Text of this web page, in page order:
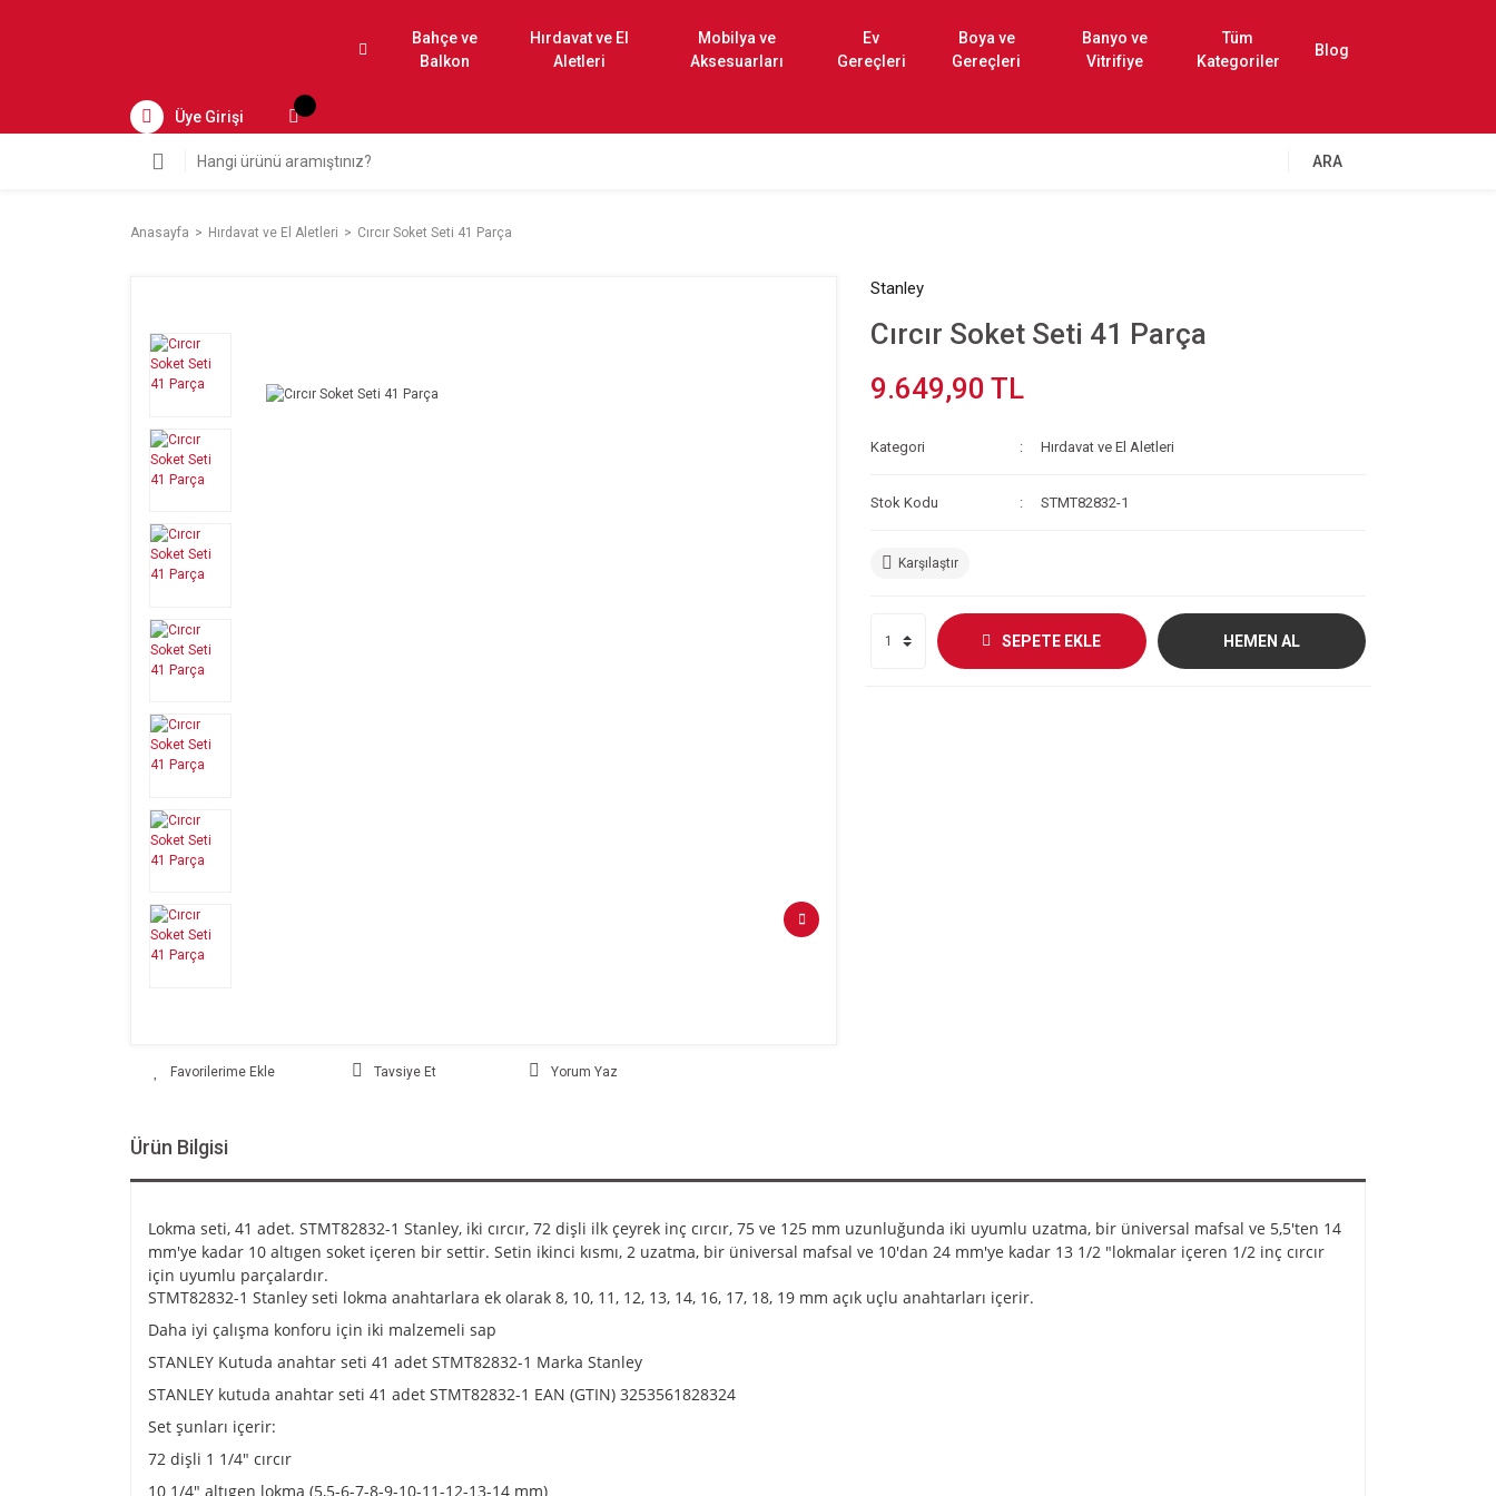
Bahçe ve
Balkon
Hırdavat ve El
Aletleri
Mobilya ve
Aksesuarları
Ev
Gereçleri
Boya ve
Gereçleri
Banyo ve
Vitrifiye
Tüm
Kategoriler
Blog
Üye Girişi
ARA
Anasayfa Hırdavat ve El Aletleri Cırcır Soket Seti 41 Parça
Tavsiye Et Yorum Yaz
Stanley
Cırcır Soket Seti 41 Parça
9.649,90 TL
Kategori Hırdavat ve El Aletleri
Stok Kodu STMT82832-1
Karşılaştır
SEPETE EKLE HEMEN AL
Ürün Bilgisi
Lokma seti, 41 adet. STMT82832-1 Stanley, iki cırcır, 72 dişli ilk çeyrek inç cırcır, 75 ve 125 mm uzunluğunda iki uyumlu uzatma, bir üniversal mafsal ve 5,5'ten 14
mm'ye kadar 10 altıgen soket içeren bir settir. Setin ikinci kısmı, 2 uzatma, bir üniversal mafsal ve 10'dan 24 mm'ye kadar 13 1/2 "lokmalar içeren 1/2 inç cırcır
için uyumlu parçalardır.
STMT82832-1 Stanley seti lokma anahtarlara ek olarak 8, 10, 11, 12, 13, 14, 16, 17, 18, 19 mm açık uçlu anahtarları içerir.
Daha iyi çalışma konforu için iki malzemeli sap
STANLEY Kutuda anahtar seti 41 adet STMT82832-1 Marka Stanley
STANLEY kutuda anahtar seti 41 adet STMT82832-1 EAN (GTIN) 3253561828324
Set şunları içerir:
72 dişli 1 1/4" cırcır
10 1/4" altıgen lokma (5,5-6-7-8-9-10-11-12-13-14 mm)